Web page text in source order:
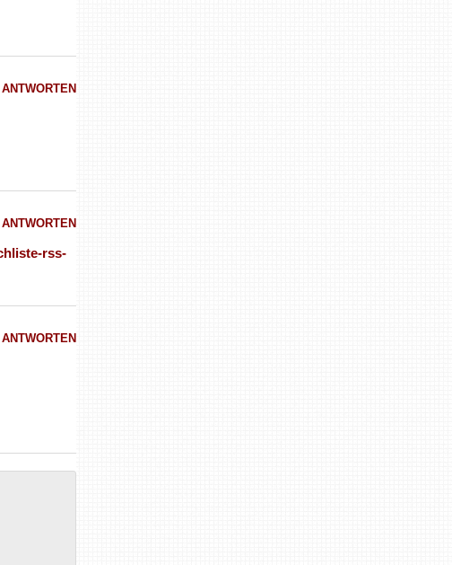
ANTWORTEN
ANTWORTEN
rss-
ANTWORTEN